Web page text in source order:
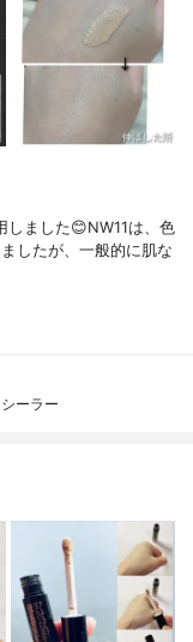
しました😊NW11は、色
したが、一般的に肌な
ーラー